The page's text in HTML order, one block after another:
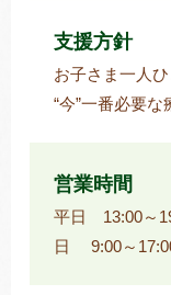
支援方針
お子さま一人
“今”一番必要な
営業時間
平日 13:00
日 9:00～